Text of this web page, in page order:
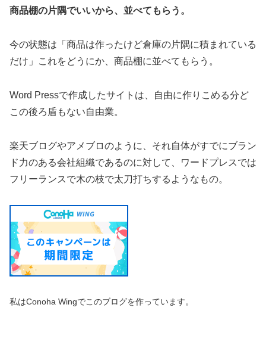
商品棚の片隅でいいから、並べてもらう。
今の状態は「商品は作ったけど倉庫の片隅に積まれている
だけ」これをどうにか、商品棚に並べてもらう。
Word Pressで作成したサイトは、自由に作りこめる分ど
この後ろ盾もない自由業。
楽天ブログやアメブロのように、それ自体がすでにブラン
ド力のある会社組織であるのに対して、ワードプレスでは
フリーランスで木の枝で太刀打ちするようなもの。
私はConoha Wingでこのブログを作っています。